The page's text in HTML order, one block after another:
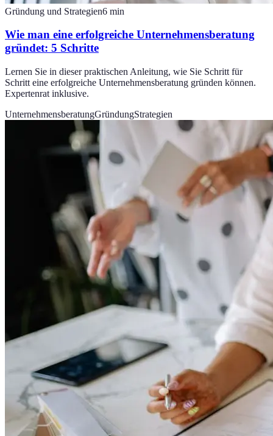
Gründung und Strategien6 min
Wie man eine erfolgreiche Unternehmensberatung
gründet: 5 Schritte
Lernen Sie in dieser praktischen Anleitung, wie Sie Schritt für
Schritt eine erfolgreiche Unternehmensberatung gründen können.
Expertenrat inklusive.
UnternehmensberatungGründungStrategien